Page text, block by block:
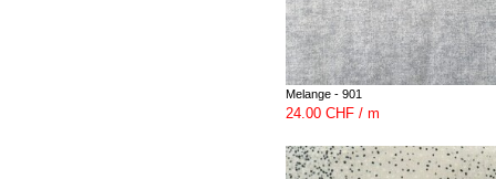
Melange - 901
24.00 CHF / m